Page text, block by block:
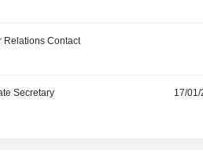
Relations Contact
Secretary 17/01/